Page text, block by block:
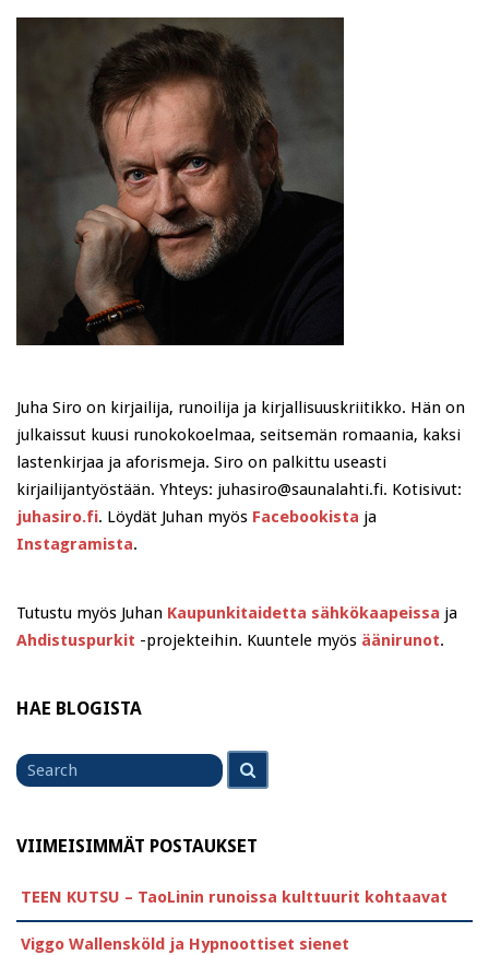
Juha Siro on kirjailija, runoilija ja kirjallisuuskriitikko. Hän on
julkaissut kuusi runokokoelmaa, seitsemän romaania, kaksi
lastenkirjaa ja aforismeja. Siro on palkittu useasti
kirjailijantyöstään. Yhteys: juhasiro@saunalahti.fi. Kotisivut:
juhasiro.fi. Löydät Juhan myös Facebookista ja
Instagramista.
Tutustu myös Juhan Kaupunkitaidetta sähkökaapeissa ja
Ahdistuspurkit -projekteihin. Kuuntele myös äänirunot.
HAE BLOGISTA
Search
for
VIIMEISIMMÄT POSTAUKSET
TEEN KUTSU – TaoLinin runoissa kulttuurit kohtaavat
Viggo Wallensköld ja Hypnoottiset sienet